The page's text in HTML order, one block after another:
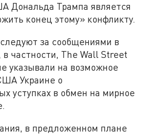
Дональда Трампа является
конец этому» конфликту.
за сообщениями в
частности, The Wall Street
указывали на возможное
Украине о
уступках в обмен на мирное
в предложенном плане